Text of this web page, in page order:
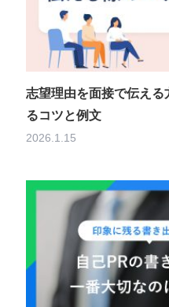
志望理由を面接で伝える
るコツと例文
2026.1.15